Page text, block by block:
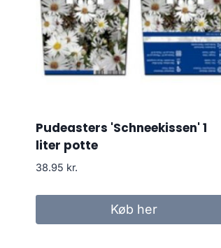
Pudeasters 'Schneekissen' 1
liter potte
38.95 kr.
Køb her